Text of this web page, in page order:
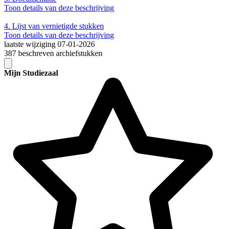
Toon details van deze beschrijving
4. Lijst van vernietigde stukken
Toon details van deze beschrijving
laatste wijziging 07-01-2026
387 beschreven archiefstukken
Mijn Studiezaal